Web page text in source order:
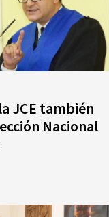
JCE también
Nacional